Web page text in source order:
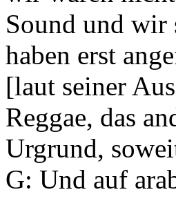
Sound und wir
haben erst
[laut seiner
Reggae, das
Urgrund,
G: Und auf